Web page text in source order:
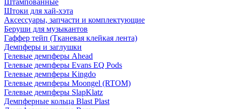
Штампованные
Штоки для хай-хэта
Аксессуары, запчасти и комплектующие
Беруши для музыкантов
Гаффер тейп (Тканевая клейкая лента)
Демпферы и заглушки
Гелевые демпферы Ahead
Гелевые демпферы Evans EQ Pods
Гелевые демпферы Kingdo
Гелевые демпферы Moongel (RTOM)
Гелевые демпферы SlapKlatz
Демпферные кольца Blast Plast